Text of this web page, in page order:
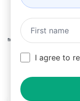
Home / Invitations à
Prompts
I agree to